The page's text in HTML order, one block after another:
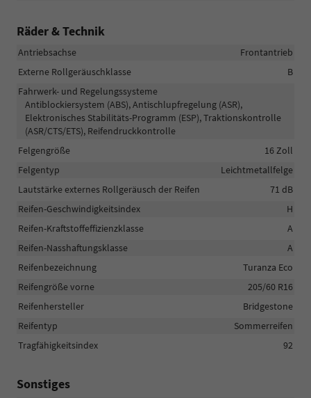
Räder & Technik
Antriebsachse
Frontantrieb
Externe Rollgeräuschklasse
B
Fahrwerk- und Regelungssysteme
Antiblockiersystem (ABS), Antischlupfregelung (ASR),
Elektronisches Stabilitäts-Programm (ESP), Traktionskontrolle
(ASR/CTS/ETS), Reifendruckkontrolle
Felgengröße
16 Zoll
Felgentyp
Leichtmetallfelge
Lautstärke externes Rollgeräusch der Reifen
71 dB
Reifen-Geschwindigkeitsindex
H
Reifen-Kraftstoffeffizienzklasse
A
Reifen-Nasshaftungsklasse
A
Reifenbezeichnung
Turanza Eco
Reifengröße vorne
205/60 R16
Reifenhersteller
Bridgestone
Reifentyp
Sommerreifen
Tragfähigkeitsindex
92
Sonstiges